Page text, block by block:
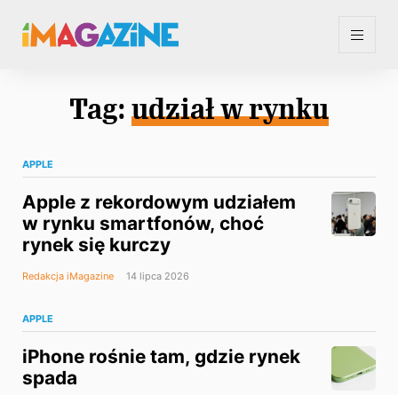
Tag: udział w rynku
APPLE
Apple z rekordowym udziałem
w rynku smartfonów, choć
rynek się kurczy
Redakcja iMagazine 14 lipca 2026
APPLE
iPhone rośnie tam, gdzie rynek
spada